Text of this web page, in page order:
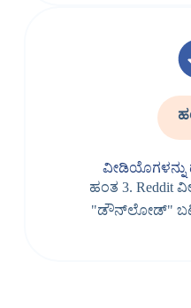
ಹಂತ 3. Reddit
"ಡೌನ್‌ಲೋಡ್"